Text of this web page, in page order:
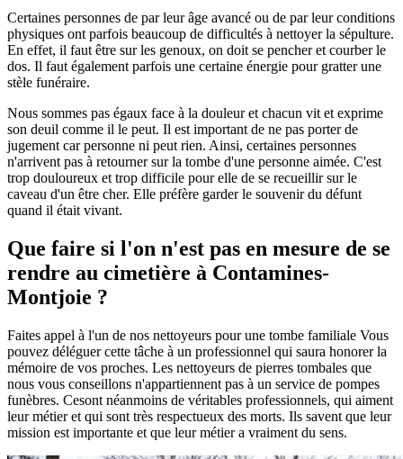
Certaines personnes de par leur âge avancé ou de par leur conditions
physiques ont parfois beaucoup de difficultés à nettoyer la sépulture.
En effet, il faut être sur les genoux, on doit se pencher et courber le
dos. Il faut également parfois une certaine énergie pour gratter une
stèle funéraire.
Nous sommes pas égaux face à la douleur et chacun vit et exprime
son deuil comme il le peut. Il est important de ne pas porter de
jugement car personne ni peut rien. Ainsi, certaines personnes
n'arrivent pas à retourner sur la tombe d'une personne aimée. C'est
trop douloureux et trop difficile pour elle de se recueillir sur le
caveau d'un être cher. Elle préfère garder le souvenir du défunt
quand il était vivant.
Que faire si l'on n'est pas en mesure de se
rendre au cimetière à Contamines-
Montjoie ?
Faites appel à l'un de nos nettoyeurs pour une tombe familiale Vous
pouvez déléguer cette tâche à un professionnel qui saura honorer la
mémoire de vos proches. Les nettoyeurs de pierres tombales que
nous vous conseillons n'appartiennent pas à un service de pompes
funèbres. Cesont néanmoins de véritables professionnels, qui aiment
leur métier et qui sont très respectueux des morts. Ils savent que leur
mission est importante et que leur métier a vraiment du sens.